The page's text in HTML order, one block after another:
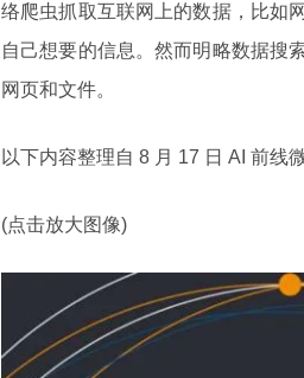
络爬虫抓取互联网上的数据，比如
自己想要的信息。然而明略数据搜
网页和文件。
以下内容整理自 8 月 17 日 AI 前线
(点击放大图像)